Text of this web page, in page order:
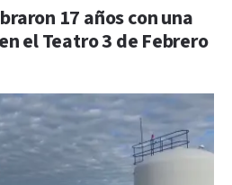
17 años con una
el Teatro 3 de Febrero